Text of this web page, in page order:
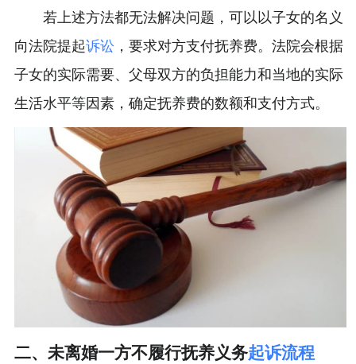
若上述方法都无法解决问题，可以以子女的名义
向法院提起诉讼 ，要求对方支付抚养费。法院会根据
子女的实际需要、父母双方的负担能力和当地的实际
生活水平等因素，确定抚养费的数额和支付方式。
二、未离婚一方不履行抚养义务起诉流程